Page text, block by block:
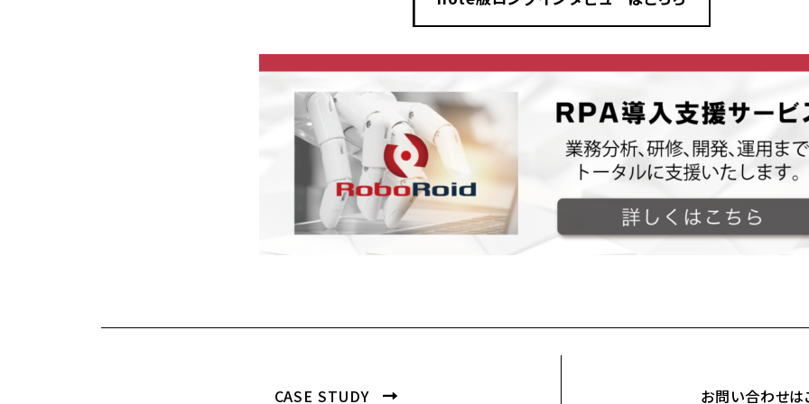
CASE STUDY お問い合わせは